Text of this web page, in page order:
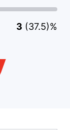
3 (37.5)%